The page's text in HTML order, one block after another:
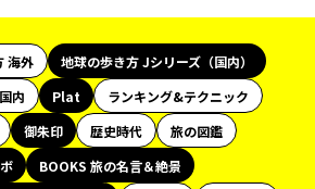
海外
地球の歩き方 Jシリーズ（国内）
内 Plat
ランキング&テクニック
御朱印 歴史時代
旅の図鑑
BOOKS 旅の名言＆絶景